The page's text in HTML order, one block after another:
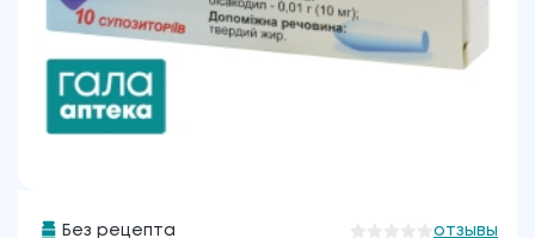
Без рецепта отзывы